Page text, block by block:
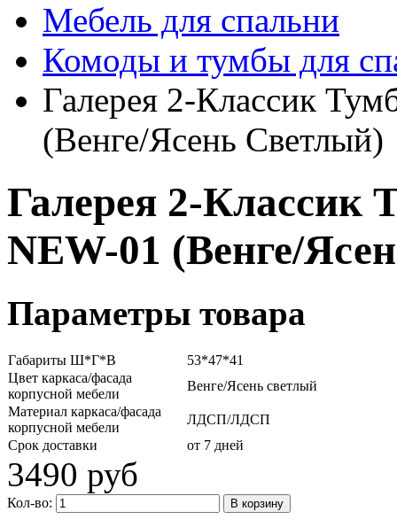
Мебель для спальни
Комоды и тумбы для
Галерея 2-Классик
(Венге/Ясень Светлый)
Галерея 2-Классик
NEW-01 (Венге/
Параметры товара
Габариты Ш*Г*В
53*47*41
Цвет каркаса/фасада
корпусной мебели
Венге/Ясень светлый
Материал каркаса/фасада
корпусной мебели
ЛДСП/ЛДСП
Срок доставки
от 7 дней
3490 руб
Кол-во: